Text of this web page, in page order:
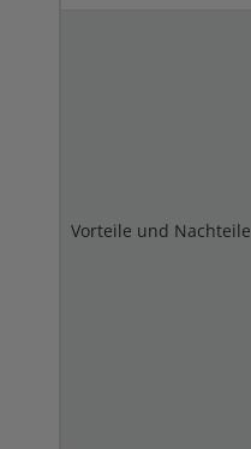
Vorteile und Nachteile